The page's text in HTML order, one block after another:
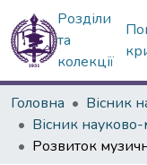
Розділи
та
колекції
Головна